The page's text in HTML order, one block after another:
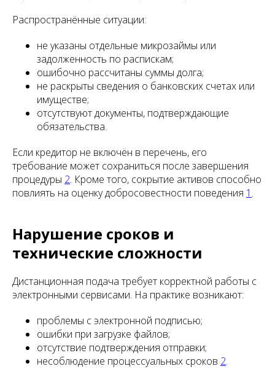
Распространённые ситуации:
не указаны отдельные микрозаймы или
задолженность по распискам;
ошибочно рассчитаны суммы долга;
не раскрыты сведения о банковских счетах или
имуществе;
отсутствуют документы, подтверждающие
обязательства.
Если кредитор не включён в перечень, его
требование может сохраниться после завершения
процедуры 2. Кроме того, сокрытие активов способно
повлиять на оценку добросовестности поведения 1 .
Нарушение сроков и
технические сложности
Дистанционная подача требует корректной работы с
электронными сервисами. На практике возникают:
проблемы с электронной подписью;
ошибки при загрузке файлов;
отсутствие подтверждения отправки;
несоблюдение процессуальных сроков 2.